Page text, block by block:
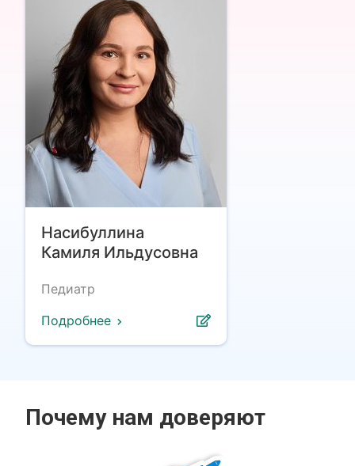
Насибуллина
Камиля Ильдусовна
Педиатр
Подробнее
Почему нам доверяют